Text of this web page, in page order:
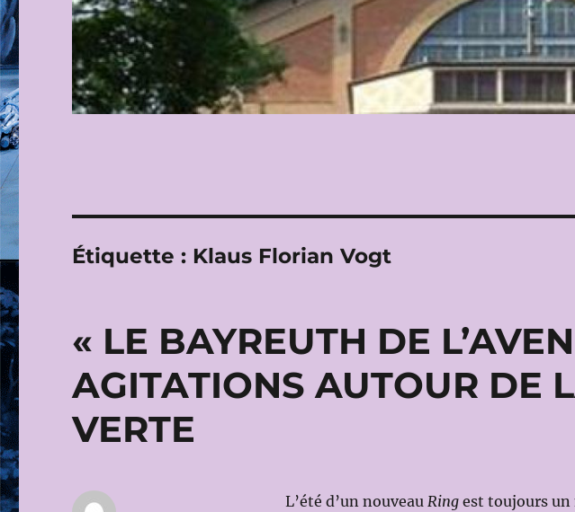
Étiquette : Klaus Florian Vogt
« LE BAYREUTH DE
AGITATIONS AUTOUR DE
VERTE
L’été d’un nouveau Ringest toujours un